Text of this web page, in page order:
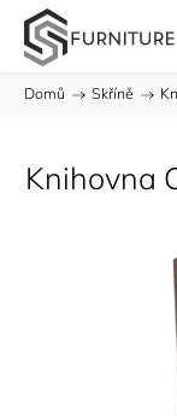
Domů / Skříně /
Knihovna